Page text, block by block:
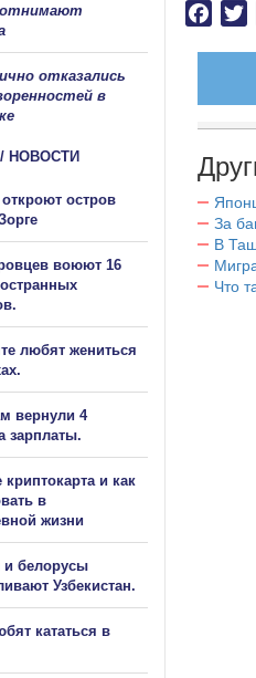
За
В
Что
отнимают
отказались
в
НОВОСТИ
остров
воюют 16
любят жениться
вернули 4
зарплаты.
криптокарта и как
в
жизни
белорусы
Узбекистан.
кататься в